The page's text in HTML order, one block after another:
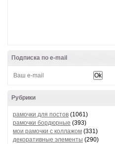
Подписка по e-mail
Рубрики
рамочки для постов (1061)
рамочки бордюрные (393)
мои рамочки с коллажом (331)
декоративные элементы (290)